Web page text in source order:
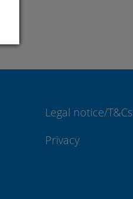
Legal notice/T&Cs
Privacy